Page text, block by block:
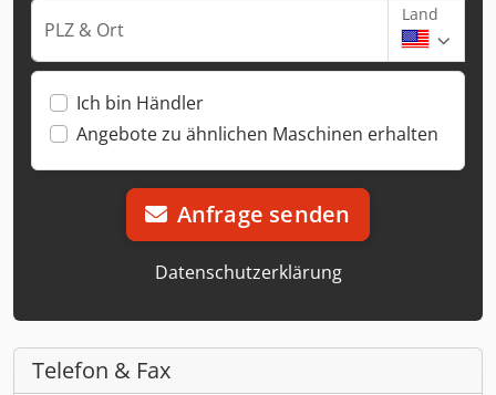
PLZ & Ort
Land
Ich bin Händler
Angebote zu ähnlichen Maschinen erhalten
Anfrage senden
Datenschutzerklärung
Telefon & Fax